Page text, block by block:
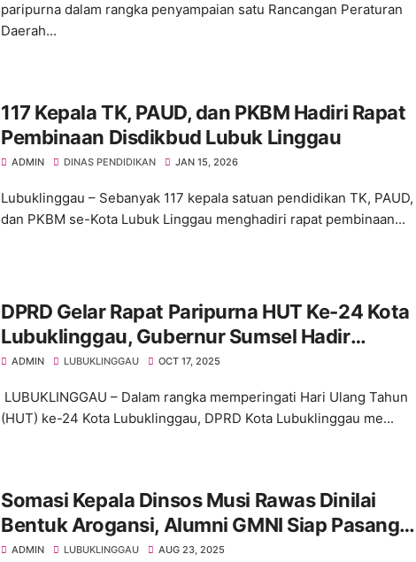
paripurna dalam rangka penyampaian satu Rancangan Peraturan
Daerah...
117 Kepala TK, PAUD, dan PKBM Hadiri Rapat
Pembinaan Disdikbud Lubuk Linggau
ADMIN DINAS PENDIDIKAN JAN 15, 2026
Lubuklinggau – Sebanyak 117 kepala satuan pendidikan TK, PAUD,
dan PKBM se-Kota Lubuk Linggau menghadiri rapat pembinaan...
DPRD Gelar Rapat Paripurna HUT Ke-24 Kota
Lubuklinggau, Gubernur Sumsel Hadir
Meriahkan Acara ‎
ADMIN LUBUKLINGGAU OCT 17, 2025
LUBUKLINGGAU – Dalam rangka memperingati Hari Ulang Tahun
(HUT) ke-24 Kota Lubuklinggau, DPRD Kota Lubuklinggau me...
Somasi Kepala Dinsos Musi Rawas Dinilai
Bentuk Arogansi, Alumni GMNI Siap Pasang
Badan
ADMIN LUBUKLINGGAU AUG 23, 2025